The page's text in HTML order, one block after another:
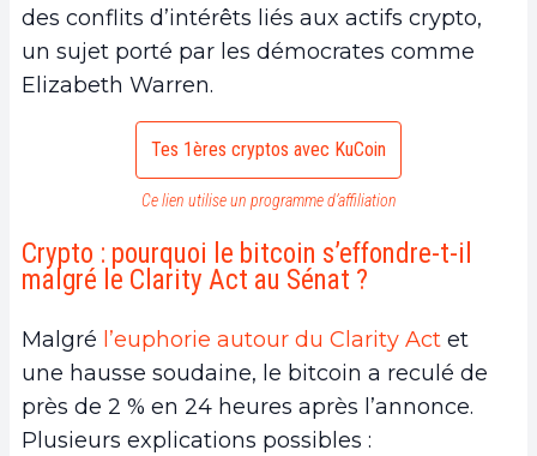
des conflits d’intérêts liés aux actifs crypto,
un sujet porté par les démocrates comme
Elizabeth Warren.
Tes 1ères cryptos avec KuCoin
Ce lien utilise un programme d’affiliation
Crypto : pourquoi le bitcoin s’effondre-t-il
malgré le Clarity Act au Sénat ?
Malgré l’euphorie autour du Clarity Act et
une hausse soudaine, le bitcoin a reculé de
près de 2 % en 24 heures après l’annonce.
Plusieurs explications possibles :